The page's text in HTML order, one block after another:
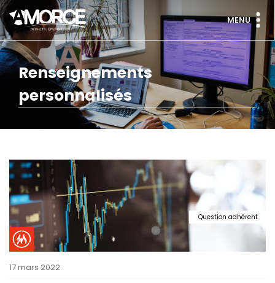
MENU
Renseignements
personnalisés
Question adhérent
17 mars 2022